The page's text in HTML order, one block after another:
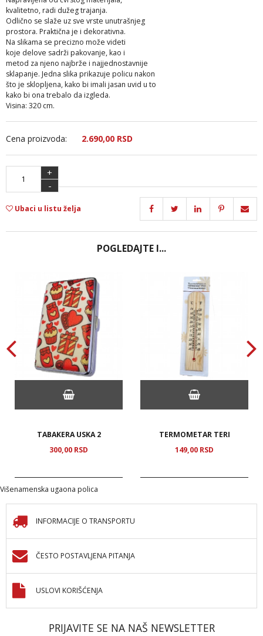
kvalitetno, radi dužeg trajanja.
Odlično se slaže uz sve vrste unutrašnjeg
prostora. Praktična je i dekorativna.
Na slikama se precizno može videti
koje delove sadrži pakovanje, kao i
metod za njeno najbrže i najjednostavnije
sklapanje. Jedna slika prikazuje policu nakon
što je sklopljena, kako bi imali jasan uvid u to
kako bi ona trebalo da izgleda.
Visina: 320 cm.
Cena proizvoda: 2.690,00 RSD
+
-
Ubaci u listu želja
POGLEDAJTE I...
TABAKERA USKA 2
300,00 RSD
TERMOMETAR TERI
149,00 RSD
Višenamenska ugaona polica
INFORMACIJE O TRANSPORTU
ČESTO POSTAVLJENA PITANJA
USLOVI KORIŠĆENJA
PRIJAVITE SE NA NAŠ NEWSLETTER